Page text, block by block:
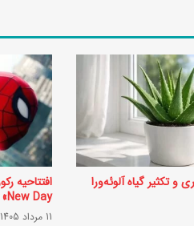
و تکثیر گیاه آلوئه‌ورا
New Day» در گیشه تاریخ‌ساز شد
11 مرداد 1405